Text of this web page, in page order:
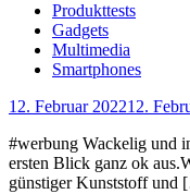
Produkttests
Gadgets
Multimedia
Smartphones
12. Februar 202212.
#werbung Wackelig und
ersten Blick ganz ok
günstiger Kunststoff